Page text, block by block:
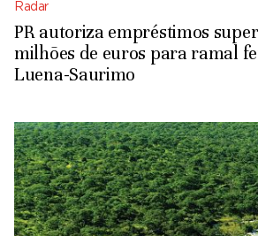
Radar
PR autoriza empréstimos
milhões de euros para ramal
Luena-Saurimo